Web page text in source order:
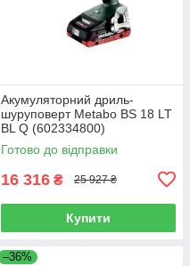
Акумуляторний дриль-
шуруповерт Metabo BS 18 LT
BL Q (602334800)
Готово до відправки
16 316 ₴ 25 927 ₴
Купити
–36%